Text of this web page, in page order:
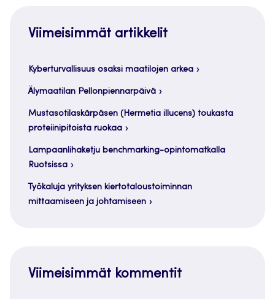
Viimeisimmät artikkelit
Kyberturvallisuus osaksi maatilojen arkea
Älymaatilan Pellonpiennarpäivä
Mustasotilaskärpäsen (Hermetia illucens) toukasta
proteiinipitoista ruokaa
Lampaanlihaketju benchmarking-opintomatkalla
Ruotsissa
Työkaluja yrityksen kiertotaloustoiminnan
mittaamiseen ja johtamiseen
Viimeisimmät kommentit